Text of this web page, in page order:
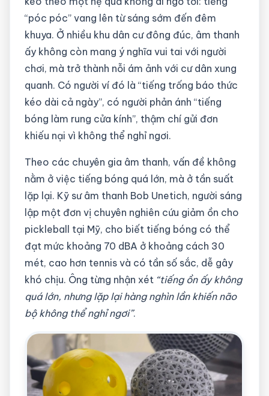
“póc póc” vang lên từ sáng sớm đến đêm
khuya. Ở nhiều khu dân cư đông đúc, âm thanh
ấy không còn mang ý nghĩa vui tai với người
chơi, mà trở thành nỗi ám ảnh với cư dân xung
quanh. Có người ví đó là “tiếng trống báo thức
kéo dài cả ngày”, có người phản ánh “tiếng
bóng làm rung cửa kính”, thậm chí gửi đơn
khiếu nại vì không thể nghỉ ngơi.
Theo các chuyên gia âm thanh, vấn đề không
nằm ở việc tiếng bóng quá lớn, mà ở tần suất
lặp lại. Kỹ sư âm thanh Bob Unetich, người sáng
lập một đơn vị chuyên nghiên cứu giảm ồn cho
pickleball tại Mỹ, cho biết tiếng bóng có thể
đạt mức khoảng 70 dBA ở khoảng cách 30
mét, cao hơn tennis và có tần số sắc, dễ gây
khó chịu. Ông từng nhận xét “tiếng ồn ấy không
quá lớn, nhưng lặp lại hàng nghìn lần khiến não
bộ không thể nghỉ ngơi”.